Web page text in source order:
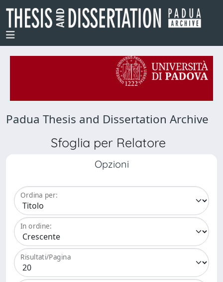
Padua Thesis and Dissertation Archive
Sfoglia per Relatore
Opzioni
Ordina per:
In ordine:
Risultati/Pagina